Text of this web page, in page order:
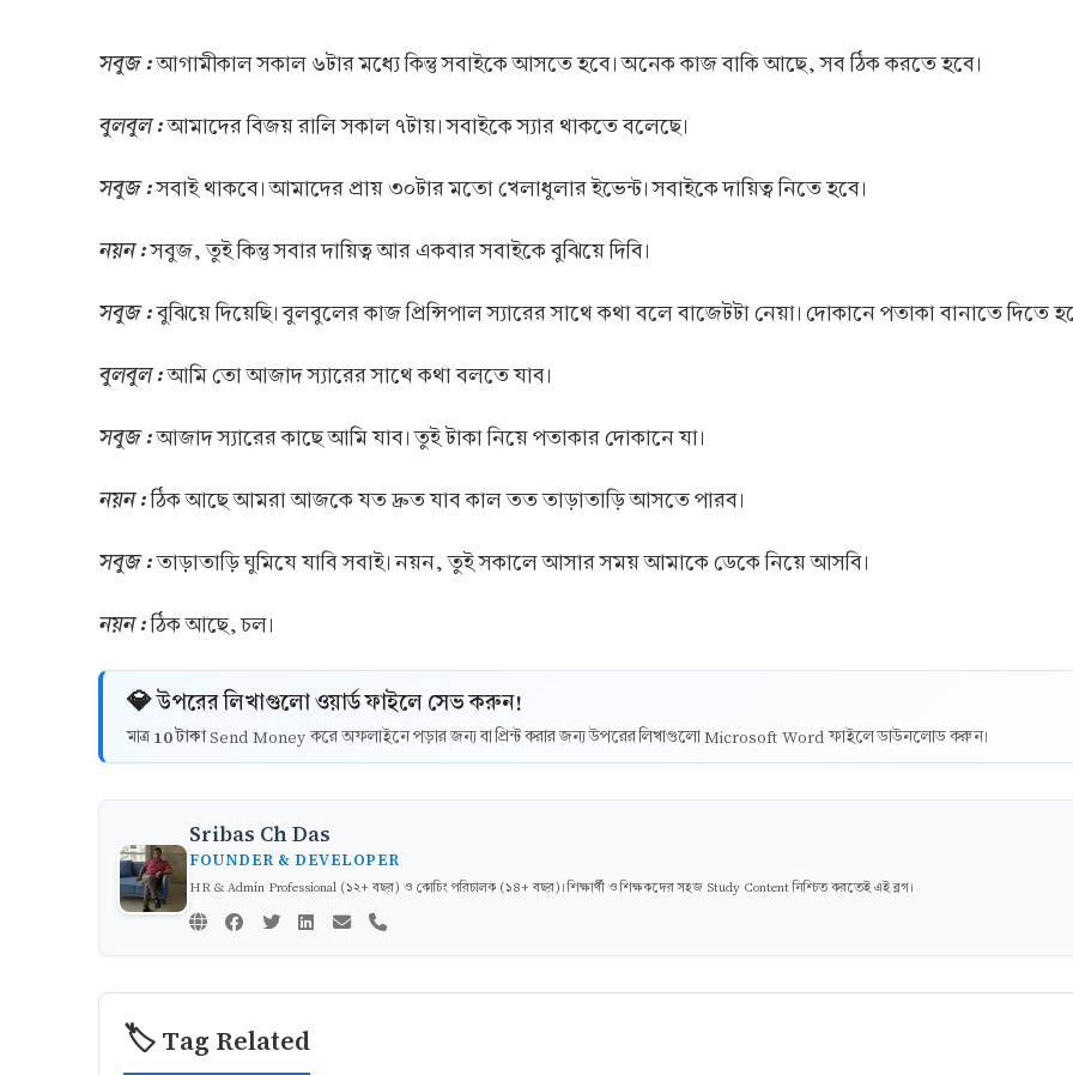
সবুজ :আগামীকাল সকাল ৬টার মধ্যে কিন্তু সবাইকে আসতে হবে। অনেক কাজ বাকি আছে, সব ঠিক করতে হবে।
বুলবুল :আমাদের বিজয় রালি সকাল ৭টায়। সবাইকে স্যার থাকতে বলেছে।
সবুজ :সবাই থাকবে। আমাদের প্রায় ৩০টার মতো খেলাধুলার ইভেন্ট। সবাইকে দায়িত্ব নিতে হবে।
নয়ন :সবুজ, তুই কিন্তু সবার দায়িত্ব আর একবার সবাইকে বুঝিয়ে দিবি।
সবুজ :বুঝিয়ে দিয়েছি। বুলবুলের কাজ প্রিন্সিপাল স্যারের সাথে কথা বলে বাজেটটা নেয়া। দোকানে পতাকা বানাতে দিতে
বুলবুল :আমি তো আজাদ স্যারের সাথে কথা বলতে যাব।
সবুজ :আজাদ স্যারের কাছে আমি যাব। তুই টাকা নিয়ে পতাকার দোকানে যা।
নয়ন :ঠিক আছে আমরা আজকে যত দ্রুত যাব কাল তত তাড়াতাড়ি আসতে পারব।
সবুজ :তাড়াতাড়ি ঘুমিযে যাবি সবাই। নয়ন, তুই সকালে আসার সময় আমাকে ডেকে নিয়ে আসবি।
নয়ন :ঠিক আছে, চল।
💎 উপরের লিখাগুলো ওয়ার্ড ফাইলে সেভ করুন!
মাত্র 10 টাকাSend Money করে অফলাইনে পড়ার জন্য বা প্রিন্ট করার জন্য উপরের লিখাগুলো Microsoft Word ফাইলে ডাউনলোড করুন।
Sribas Ch Das
FOUNDER & DEVELOPER
HR & Admin Professional (১২+ বছর) ও কোচিং পরিচালক (১৪+ বছর)। শিক্ষার্থী ও শিক্ষকদের সহজ Study Content নিশ্চিত করতেই এই ব্লগ।
🏷️ Tag Related